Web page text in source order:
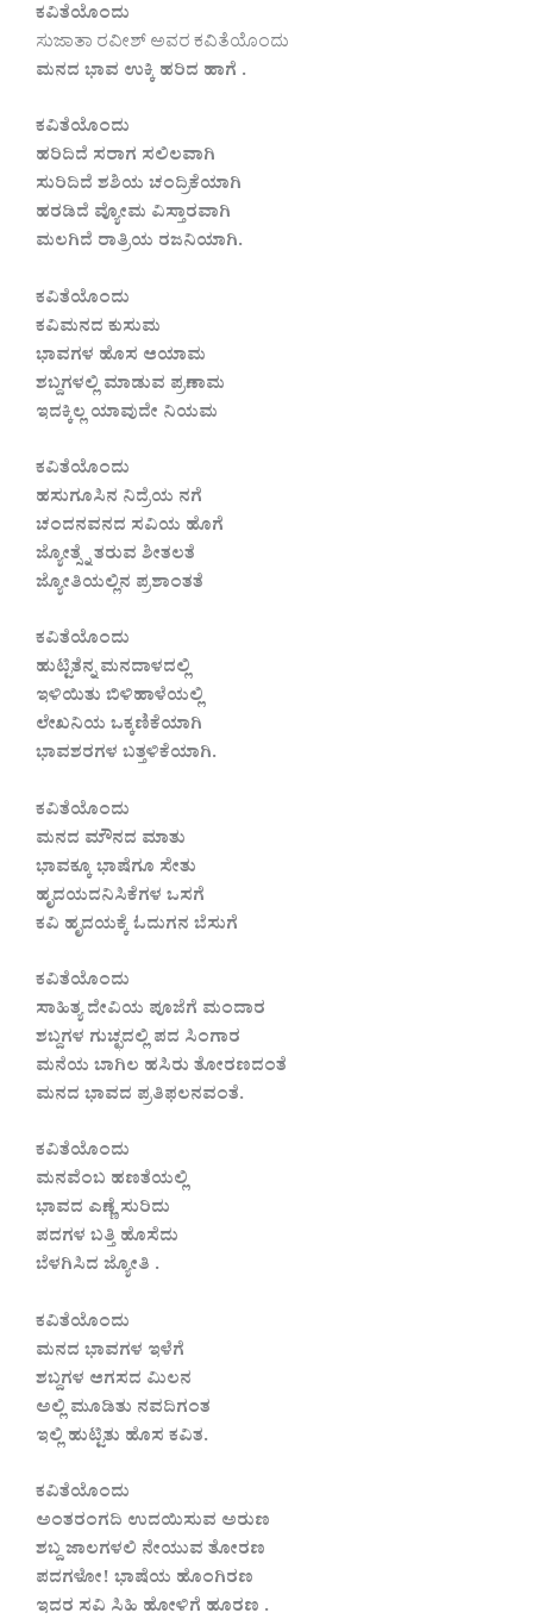
ಕವಿತೆಯೊಂದು
ಸುಜಾತಾ ರವೀಶ್ ಅವರ ಕವಿತೆಯೊಂದು
ಮನದ ಭಾವ ಉಕ್ಕಿ ಹರಿದ ಹಾಗೆ .
ಕವಿತೆಯೊಂದು
ಹರಿದಿದೆ ಸರಾಗ ಸಲಿಲವಾಗಿ
ಸುರಿದಿದೆ ಶಶಿಯ ಚಂದ್ರಿಕೆಯಾಗಿ
ಹರಡಿದೆ ವ್ಯೋಮ ವಿಸ್ತಾರವಾಗಿ
ಮಲಗಿದೆ ರಾತ್ರಿಯ ರಜನಿಯಾಗಿ.
ಕವಿತೆಯೊಂದು
ಕವಿಮನದ ಕುಸುಮ
ಭಾವಗಳ ಹೊಸ ಆಯಾಮ
ಶಬ್ದಗಳಲ್ಲಿ ಮಾಡುವ ಪ್ರಣಾಮ
ಇದಕ್ಕಿಲ್ಲ ಯಾವುದೇ ನಿಯಮ
ಕವಿತೆಯೊಂದು
ಹಸುಗೂಸಿನ ನಿದ್ರೆಯ ನಗೆ
ಚಂದನವನದ ಸವಿಯ ಹೊಗೆ
ಜ್ಯೋತ್ಸ್ನೆ ತರುವ ಶೀತಲತೆ
ಜ್ಯೋತಿಯಲ್ಲಿನ ಪ್ರಶಾಂತತೆ
ಕವಿತೆಯೊಂದು
ಹುಟ್ಟಿತೆನ್ನ ಮನದಾಳದಲ್ಲಿ
ಇಳಿಯಿತು ಬಿಳಿಹಾಳೆಯಲ್ಲಿ
ಲೇಖನಿಯ ಒಕ್ಕಣಿಕೆಯಾಗಿ
ಭಾವಶರಗಳ ಬತ್ತಳಿಕೆಯಾಗಿ.
ಕವಿತೆಯೊಂದು
ಮನದ ಮೌನದ ಮಾತು
ಭಾವಕ್ಕೂ ಭಾಷೆಗೂ ಸೇತು
ಹೃದಯದನಿಸಿಕೆಗಳ ಒಸಗೆ
ಕವಿ ಹೃದಯಕ್ಕೆ ಓದುಗನ ಬೆಸುಗೆ
ಕವಿತೆಯೊಂದು
ಸಾಹಿತ್ಯ ದೇವಿಯ ಪೂಜೆಗೆ ಮಂದಾರ
ಶಬ್ದಗಳ ಗುಚ್ಛದಲ್ಲಿ ಪದ ಸಿಂಗಾರ
ಮನೆಯ ಬಾಗಿಲ ಹಸಿರು ತೋರಣದಂತೆ
ಮನದ ಭಾವದ ಪ್ರತಿಫಲನವಂತೆ.
ಕವಿತೆಯೊಂದು
ಮನವೆಂಬ ಹಣತೆಯಲ್ಲಿ
ಭಾವದ ಎಣ್ಣೆ ಸುರಿದು
ಪದಗಳ ಬತ್ತಿ ಹೊಸೆದು
ಬೆಳಗಿಸಿದ ಜ್ಯೋತಿ .
ಕವಿತೆಯೊಂದು
ಮನದ ಭಾವಗಳ ಇಳೆಗೆ
ಶಬ್ದಗಳ ಆಗಸದ ಮಿಲನ
ಅಲ್ಲಿ ಮೂಡಿತು ನವದಿಗಂತ
ಇಲ್ಲಿ ಹುಟ್ಟಿತು ಹೊಸ ಕವಿತ.
ಕವಿತೆಯೊಂದು
ಅಂತರಂಗದಿ ಉದಯಿಸುವ ಅರುಣ
ಶಬ್ದ ಜಾಲಗಳಲಿ ನೇಯುವ ತೋರಣ
ಪದಗಳೋ! ಭಾಷೆಯ ಹೊಂಗಿರಣ
ಇದರ ಸವಿ ಸಿಹಿ ಹೋಳಿಗೆ ಹೂರಣ .